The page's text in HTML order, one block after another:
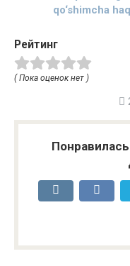
qo‘shimcha
Рейтинг
( Пока оценок нет )